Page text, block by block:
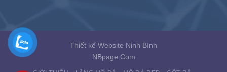
Thiết kế Website Ninh Bình
NBpage.Com